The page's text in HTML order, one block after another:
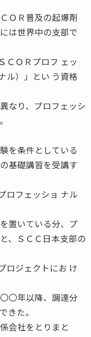
ＯＲ普及の起爆剤
は世界中の支部で
ＣＯＲプロフ ェッ
ル）」とい う資格
なり、プロフェッシ
を条件としている
基礎講習を受講す
ロフェッショ ナル
置いている分、プ
、ＳＣＣ日本支部の
ロジェクトにお け
〇年以降、調達分
きた。
会社をとりまと